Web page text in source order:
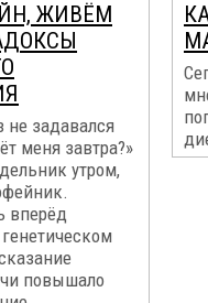
ЖИВЁМ
не задавался
меня завтра?»
утром,
вперёд
повышало